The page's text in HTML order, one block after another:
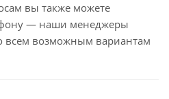
вы также можете
— наши менеджеры
всем возможным вариантам